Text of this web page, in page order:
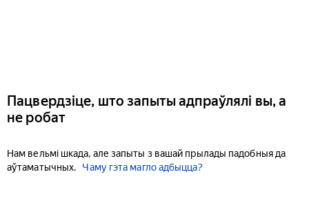
Пацвердзіце, што запыты адпраўлялі вы, а
не робат
Нам вельмі шкада, але запыты з вашай прылады падобныя да
аўтаматычных.
Чаму гэта магло адбыцца?